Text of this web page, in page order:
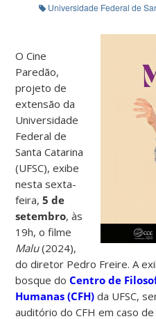
Universidade Federal de
O Cine
Paredão,
projeto de
extensão da
Universidade
Federal de
Santa Catarina
(UFSC), exibe
nesta sexta-
feira,5 de
setembro, às
19h, o filme
Malu(2024),
do diretor Pedro Freire. A
bosque doCentro de
Humanas (CFH) da UFSC,
auditório do CFH em caso